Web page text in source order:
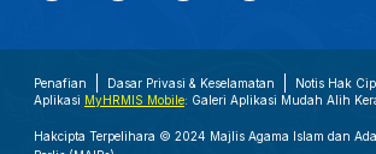
Penafian Dasar Privasi & Keselamatan
Notis Hak
Aplikasi MyHRMIS Mobile: Galeri Aplikasi Mudah Alih
Hakcipta Terpelihara © 2024 Majlis Agama Islam dan